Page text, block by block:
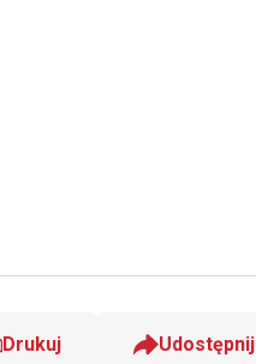
Drukuj Udostępnij